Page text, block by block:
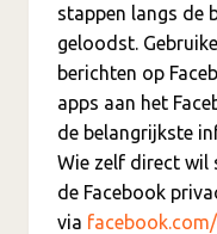
stappen langs de
geloodst.
berichten op
apps aan het
de belangrijkste
Wie zelf direct wil
de Facebook
via